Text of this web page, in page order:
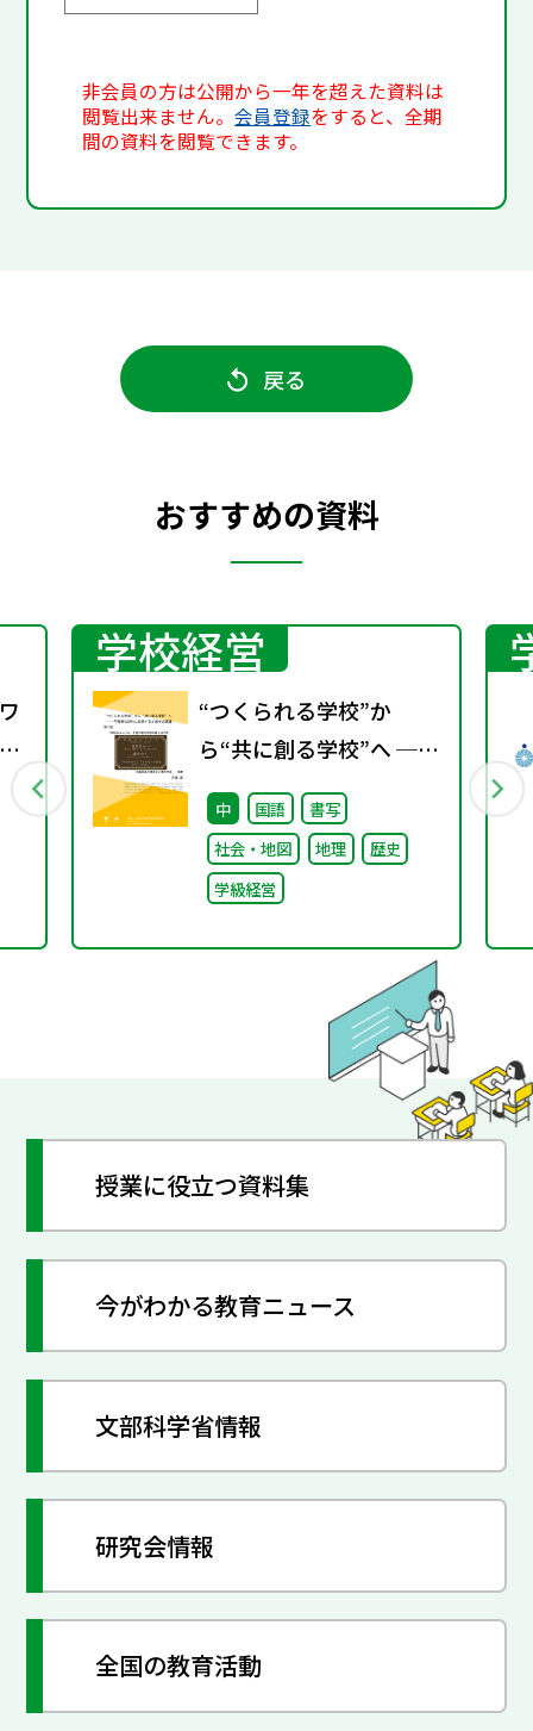
非会員の方は公開から一年を超えた資料は
閲覧出来ません。会員登録をすると、全期
間の資料を閲覧できます。
戻る
おすすめの資料
学校経営
“つくられる学校”か
ら“共に創る学校”へ ──
不確実な時代に応答する
小津中の実践 第二回
「学校のコンパス」生徒
が創る学校の最上位方針
中 国語
書写
社会・地図
地理
歴史
学級経営
授業に役立つ資料集
今がわかる教育ニュース
文部科学省情報
研究会情報
全国の教育活動